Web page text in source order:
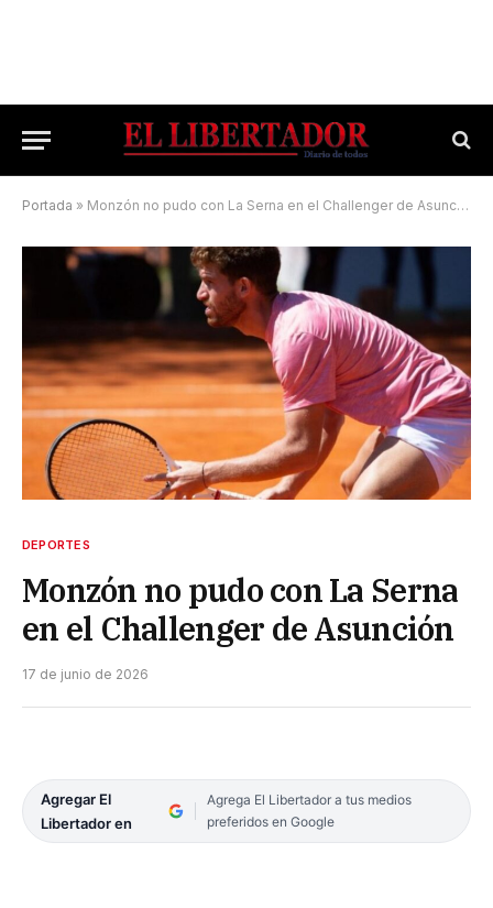
Portada » Monzón no pudo con La Serna en el Challenger de Asunción
DEPORTES
Monzón no pudo con La Serna
en el Challenger de Asunción
17 de junio de 2026
Agregar El
Libertador en
Agrega El Libertador a tus medios
preferidos en Google